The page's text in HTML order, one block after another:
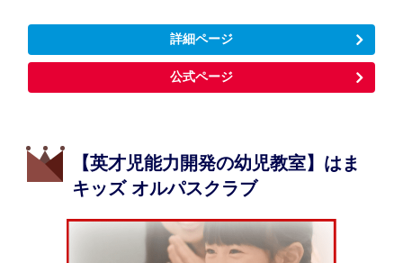
詳細ページ
公式ページ
【英才児能力開発の幼児教室】はま
キッズ オルパスクラブ